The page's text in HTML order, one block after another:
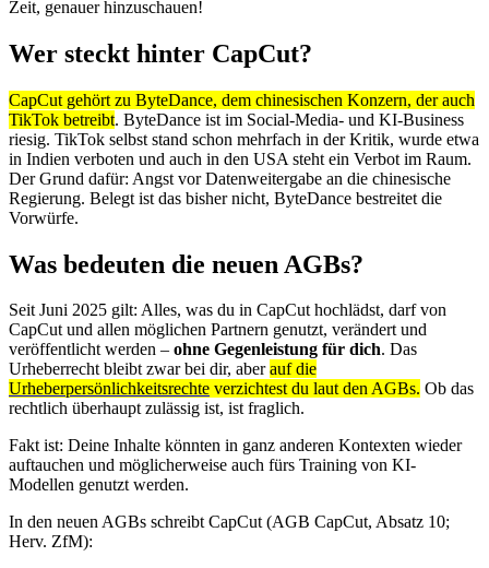
Zeit, genauer hinzuschauen!
Wer steckt hinter CapCut?
CapCut gehört zu ByteDance, dem chinesischen Konzern, der auch
TikTok betreibt. ByteDance ist im Social-Media- und KI-Business
riesig. TikTok selbst stand schon mehrfach in der Kritik, wurde etwa
in Indien verboten und auch in den USA steht ein Verbot im Raum.
Der Grund dafür: Angst vor Datenweitergabe an die chinesische
Regierung. Belegt ist das bisher nicht, ByteDance bestreitet die
Vorwürfe.
Was bedeuten die neuen AGBs?
Seit Juni 2025 gilt: Alles, was du in CapCut hochlädst, darf von
CapCut und allen möglichen Partnern genutzt, verändert und
veröffentlicht werden – ohne Gegenleistung für dich. Das
Urheberrecht bleibt zwar bei dir, aberauf die
Urheberpersönlichkeitsrechte verzichtest du laut den AGBs. Ob das
rechtlich überhaupt zulässig ist, ist fraglich.
Fakt ist: Deine Inhalte könnten in ganz anderen Kontexten wieder
auftauchen und möglicherweise auch fürs Training von KI-
Modellen genutzt werden.
In den neuen AGBs schreibt CapCut (AGB CapCut, Absatz 10;
Herv. ZfM):